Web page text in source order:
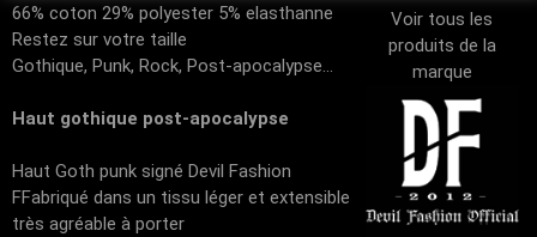
Voir tous les
produits de la
marque
66% coton 29% polyester 5% elasthanne
Restez sur votre taille
Gothique, Punk, Rock, Post-apocalypse...
Haut gothique post-apocalypse
Haut Goth punk signé Devil Fashion
FFabriqué dans un tissu léger et extensible
très agréable à porter